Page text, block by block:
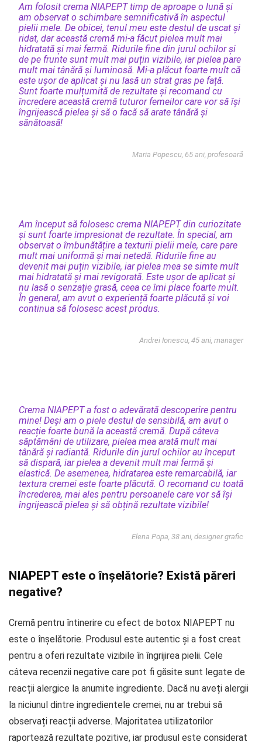
Am folosit crema NIAPEPT timp de aproape o lună și
am observat o schimbare semnificativă în aspectul
pielii mele. De obicei, tenul meu este destul de uscat și
ridat, dar această cremă mi-a făcut pielea mult mai
hidratată și mai fermă. Ridurile fine din jurul ochilor și
de pe frunte sunt mult mai puțin vizibile, iar pielea pare
mult mai tânără și luminosă. Mi-a plăcut foarte mult că
este ușor de aplicat și nu lasă un strat gras pe față.
Sunt foarte mulțumită de rezultate și recomand cu
încredere această cremă tuturor femeilor care vor să își
îngrijească pielea și să o facă să arate tânără și
sănătoasă!
Maria Popescu, 65 ani, profesoară
Am început să folosesc crema NIAPEPT din curiozitate
și sunt foarte impresionat de rezultate. În special, am
observat o îmbunătățire a texturii pielii mele, care pare
mult mai uniformă și mai netedă. Ridurile fine au
devenit mai puțin vizibile, iar pielea mea se simte mult
mai hidratată și mai revigorată. Este ușor de aplicat și
nu lasă o senzație grasă, ceea ce îmi place foarte mult.
În general, am avut o experiență foarte plăcută și voi
continua să folosesc acest produs.
Andrei Ionescu, 45 ani, manager
Crema NIAPEPT a fost o adevărată descoperire pentru
mine! Deși am o piele destul de sensibilă, am avut o
reacție foarte bună la această cremă. După câteva
săptămâni de utilizare, pielea mea arată mult mai
tânără și radiantă. Ridurile din jurul ochilor au început
să dispară, iar pielea a devenit mult mai fermă și
elastică. De asemenea, hidratarea este remarcabilă, iar
textura cremei este foarte plăcută. O recomand cu toată
încrederea, mai ales pentru persoanele care vor să își
îngrijească pielea și să obțină rezultate vizibile!
Elena Popa, 38 ani, designer grafic
NIAPEPT este o înșelătorie? Există păreri
negative?
Cremă pentru întinerire cu efect de botox NIAPEPT nu
este o înșelătorie. Produsul este autentic și a fost creat
pentru a oferi rezultate vizibile în îngrijirea pielii. Cele
câteva recenzii negative care pot fi găsite sunt legate de
reacții alergice la anumite ingrediente. Dacă nu aveți alergii
la niciunul dintre ingredientele cremei, nu ar trebui să
observați reacții adverse. Majoritatea utilizatorilor
raportează rezultate pozitive, iar produsul este considerat